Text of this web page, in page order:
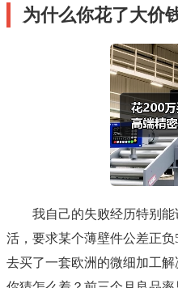
为什么你花了大价
我自己的失败经历特别
活，要求某个薄壁件公差正
去买了一套欧洲的微细加工